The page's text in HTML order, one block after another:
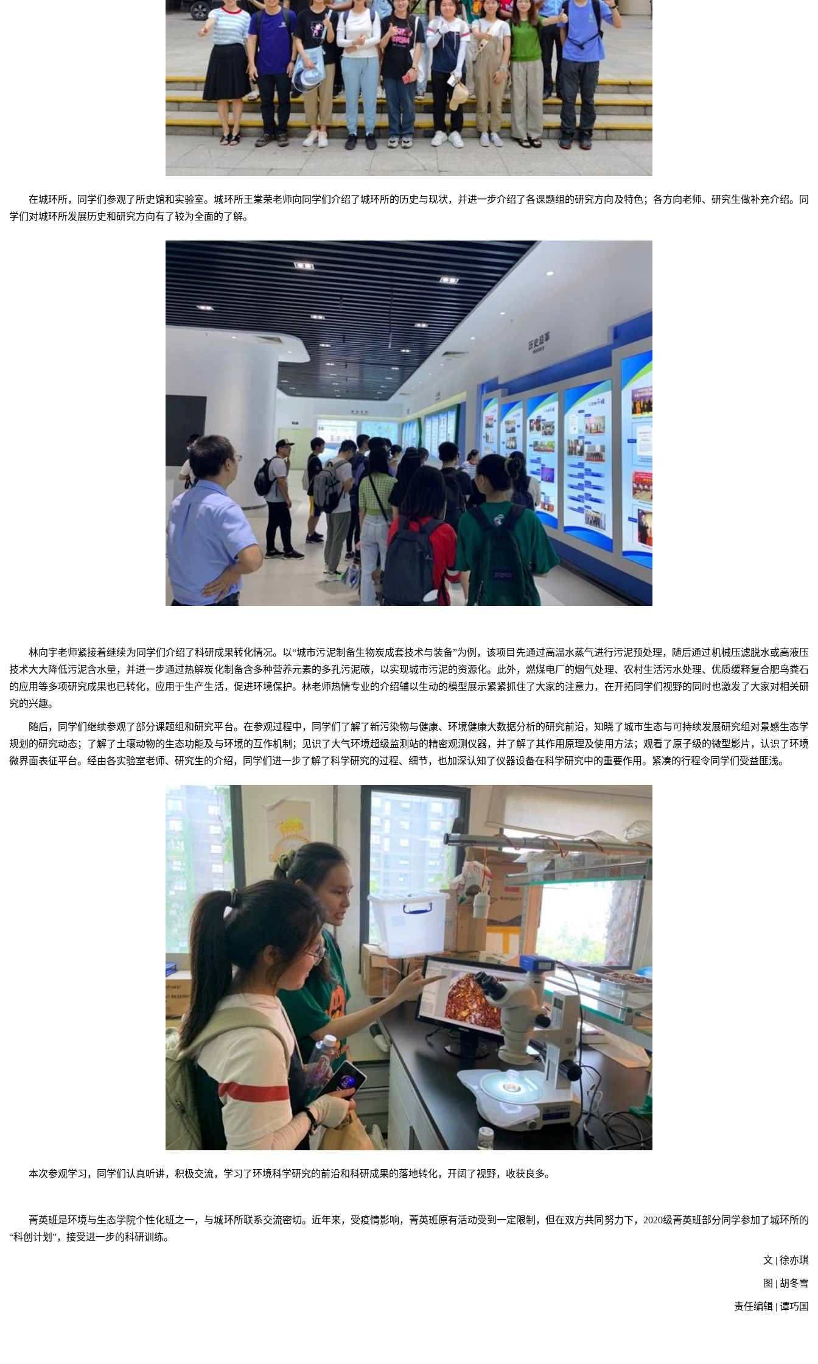
在城环所，同学们参观了所史馆和实验室。城环所王棠荣老师向同学们介绍了城环所的历史与现状，并进一步介绍了各课题组的研究方向及特色；各方向老师、研究生做补充介绍。同
学们对城环所发展历史和研究方向有了较为全面的了解。
林向宇老师紧接着继续为同学们介绍了科研成果转化情况。以“城市污泥制备生物炭成套技术与装备”为例，该项目先通过高温水蒸气进行污泥预处理，随后通过机械压滤脱水或高液压
技术大大降低污泥含水量，并进一步通过热解炭化制备含多种营养元素的多孔污泥碳，以实现城市污泥的资源化。此外，燃煤电厂的烟气处理、农村生活污水处理、优质缓释复合肥鸟粪石
的应用等多项研究成果也已转化，应用于生产生活，促进环境保护。林老师热情专业的介绍辅以生动的模型展示紧紧抓住了大家的注意力，在开拓同学们视野的同时也激发了大家对相关研
究的兴趣。
随后，同学们继续参观了部分课题组和研究平台。在参观过程中，同学们了解了新污染物与健康、环境健康大数据分析的研究前沿，知晓了城市生态与可持续发展研究组对景感生态学
规划的研究动态；了解了土壤动物的生态功能及与环境的互作机制；见识了大气环境超级监测站的精密观测仪器，并了解了其作用原理及使用方法；观看了原子级的微型影片，认识了环境
微界面表征平台。经由各实验室老师、研究生的介绍，同学们进一步了解了科学研究的过程、细节，也加深认知了仪器设备在科学研究中的重要作用。紧凑的行程令同学们受益匪浅。
本次参观学习，同学们认真听讲，积极交流，学习了环境科学研究的前沿和科研成果的落地转化，开阔了视野，收获良多。
菁英班是环境与生态学院个性化班之一，与城环所联系交流密切。近年来，受疫情影响，菁英班原有活动受到一定限制，但在双方共同努力下，2020级菁英班部分同学参加了城环所的
“科创计划”，接受进一步的科研训练。
文 | 徐亦琪
图 | 胡冬雪
责任编辑 | 谭巧国